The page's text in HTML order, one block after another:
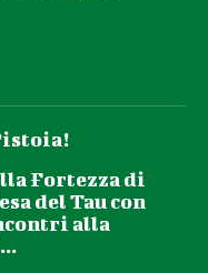
Fortezza di
del Tau con
alla